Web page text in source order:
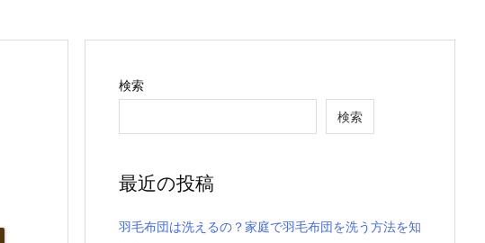
検索
検索
最近の投稿
羽毛布団は洗えるの？家庭で羽毛布団を洗う方法を知